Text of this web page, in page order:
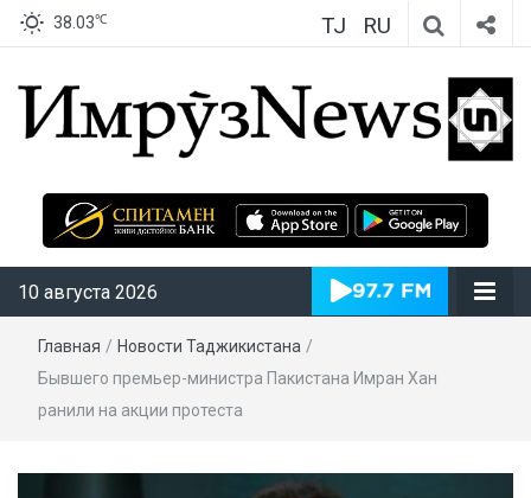
38.03℃ TJ RU
ИмрӯзNews
10 августа 2026
Главная / Новости Таджикистана /
Бывшего премьер-министра Пакистана Имран Хан
ранили на акции протеста